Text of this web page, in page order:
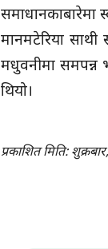
समाधानकाबारेमा
मानमटेरिया
मधुवनीमा समपन्न
थियो।
प्रकाशित मिति: